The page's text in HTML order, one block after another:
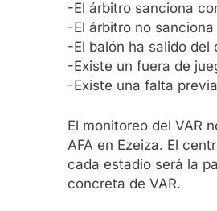
-El árbitro sanciona
-El árbitro no
-El balón ha salido del
-Existe un fuera de
-Existe una falta
El monitoreo del VAR
AFA en Ezeiza. El
cada estadio será la
concreta de VAR.